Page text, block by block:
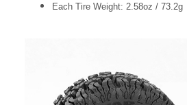
Each Tire Weight: 2.58oz / 73.2g